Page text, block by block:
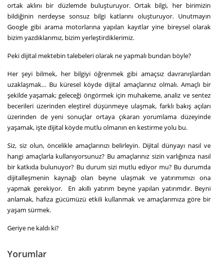
ortak aklını bir düzlemde buluşturuyor. Ortak bilgi, her birimizin
bildiğinin nerdeyse sonsuz bilgi katlarını oluşturuyor. Unutmayın
Google gibi arama motorlarına yapılan kayıtlar yine bireysel olarak
bizim yazdıklarımız, bizim yerleştirdiklerimiz.
Peki dijital mektebin talebeleri olarak ne yapmalı bundan böyle?
Her şeyi bilmek, her bilgiyi öğrenmek gibi amaçsız davranışlardan
uzaklaşmak… Bu küresel köyde dijital amaçlarınız olmalı. Amaçlı bir
şekilde yaşamak; geleceği öngörmek için muhakeme, analiz ve sentez
becerileri üzerinden eleştirel düşünmeye ulaşmak, farklı bakış açıları
üzerinden de yeni sonuçlar ortaya çıkaran yorumlama düzeyinde
yaşamak, işte dijital köyde mutlu olmanın en kestirme yolu bu.
Siz, siz olun, öncelikle amaçlarınızı belirleyin. Dijital dünyayı nasıl ve
hangi amaçlarla kullanıyorsunuz? Bu amaçlarınız sizin varlığınıza nasıl
bir katkıda bulunuyor? Bu durum sizi mutlu ediyor mu? Bu durumda
dijitalleşmenin kaynağı olan beyne ulaşmak ve yatırımımızı ona
yapmak gerekiyor. En akıllı yatırım beyne yapılan yatırımdır. Beyni
anlamak, hafıza gücümüzü etkili kullanmak ve amaçlarımıza göre bir
yaşam sürmek.
Geriye ne kaldı ki?
Yorumlar